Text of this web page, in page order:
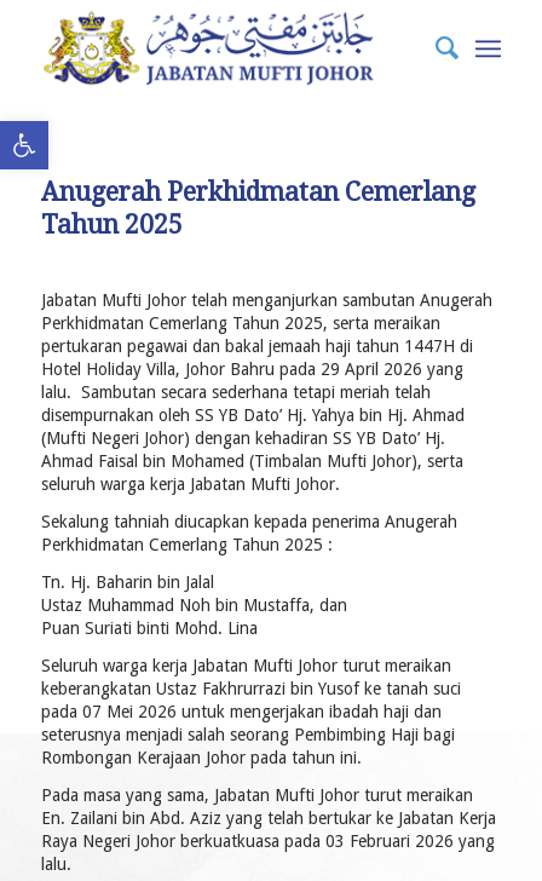
Open toolbar
Anugerah Perkhidmatan Cemerlang
Tahun 2025
Jabatan Mufti Johor telah menganjurkan sambutan Anugerah
Perkhidmatan Cemerlang Tahun 2025, serta meraikan
pertukaran pegawai dan bakal jemaah haji tahun 1447H di
Hotel Holiday Villa, Johor Bahru pada 29 April 2026 yang
lalu. Sambutan secara sederhana tetapi meriah telah
disempurnakan oleh SS YB Dato’ Hj. Yahya bin Hj. Ahmad
(Mufti Negeri Johor) dengan kehadiran SS YB Dato’ Hj.
Ahmad Faisal bin Mohamed (Timbalan Mufti Johor), serta
seluruh warga kerja Jabatan Mufti Johor.
Sekalung tahniah diucapkan kepada penerima Anugerah
Perkhidmatan Cemerlang Tahun 2025 :
Tn. Hj. Baharin bin Jalal
Ustaz Muhammad Noh bin Mustaffa, dan
Puan Suriati binti Mohd. Lina
Seluruh warga kerja Jabatan Mufti Johor turut meraikan
keberangkatan Ustaz Fakhrurrazi bin Yusof ke tanah suci
pada 07 Mei 2026 untuk mengerjakan ibadah haji dan
seterusnya menjadi salah seorang Pembimbing Haji bagi
Rombongan Kerajaan Johor pada tahun ini.
Pada masa yang sama, Jabatan Mufti Johor turut meraikan
En. Zailani bin Abd. Aziz yang telah bertukar ke Jabatan Kerja
Raya Negeri Johor berkuatkuasa pada 03 Februari 2026 yang
lalu.